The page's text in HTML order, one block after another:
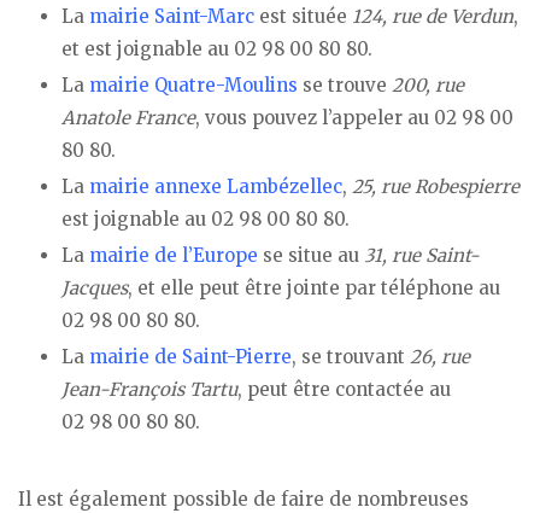
La mairie Saint-Marc est située 124, rue de Verdun,
et est joignable au 02 98 00 80 80.
La mairie Quatre-Moulins se trouve 200, rue
Anatole France, vous pouvez l’appeler au 02 98 00
80 80.
La mairie annexe Lambézellec, 25, rue Robespierre
est joignable au 02 98 00 80 80.
La mairie de l’Europe se situe au 31, rue Saint-
Jacques, et elle peut être jointe par téléphone au
02 98 00 80 80.
La mairie de Saint-Pierre, se trouvant 26, rue
Jean-François Tartu, peut être contactée au
02 98 00 80 80.
Il est également possible de faire de nombreuses